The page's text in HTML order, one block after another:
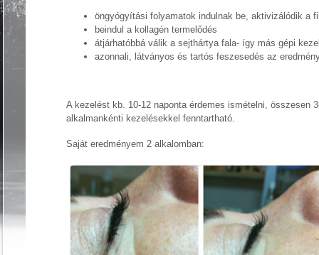
öngyógyítási folyamatok indulnak be, aktivizálódik a
beindul a kollagén termelődés
átjárhatóbbá válik a sejthártya fala- így más gépi
azonnali, látványos és tartós feszesedés az
A kezelést kb. 10-12 naponta érdemes ismételni, összesen
alkalmankénti kezelésekkel fenntartható.
Saját eredményem 2 alkalomban: